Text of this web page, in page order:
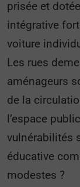
prisée et
intégrative
voiture
Les rues
aménageurs
de la
l’espace
vulnérabilités
éducative
modestes ?